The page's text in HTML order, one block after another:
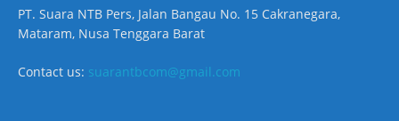
PT. Suara NTB Pers, Jalan Bangau No. 15 Cakranegara,
Mataram, Nusa Tenggara Barat
Contact us: suarantbcom@gmail.com